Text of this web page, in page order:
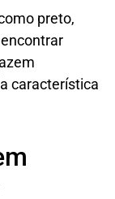
preto,
característica